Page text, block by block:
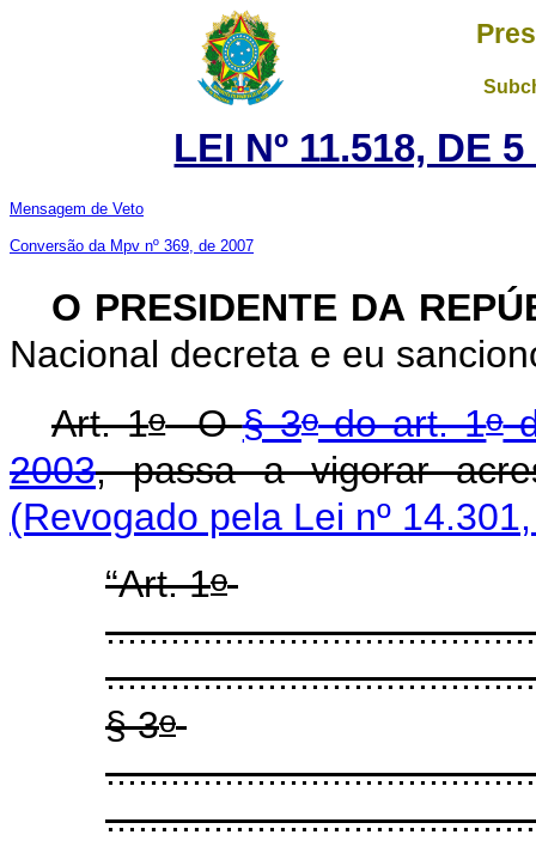
LEI Nº 11.518, DE
Mensagem de Veto
Conversão da Mpv nº 369, de 2007
O PRESIDENTE DA
Nacional decreta e eu
Art. 1oO§ 3odo art. 1o
2003, passa a vigorar
(Revogado pela Lei nº
“Art. 1o
§ 3o